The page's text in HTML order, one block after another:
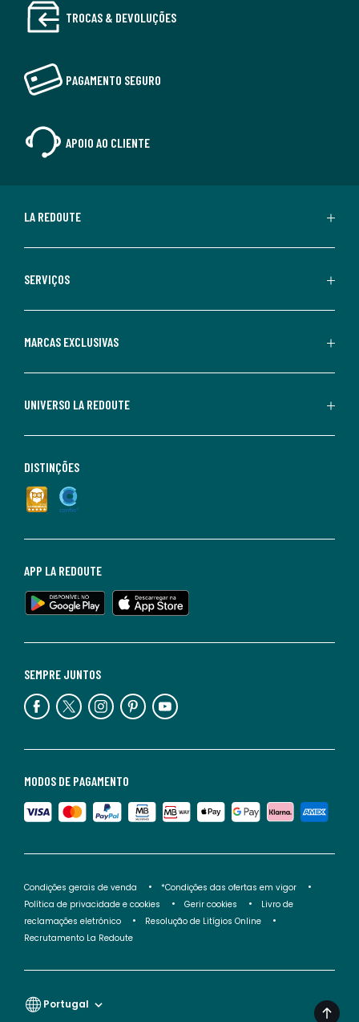
TROCAS & DEVOLUÇÕES
PAGAMENTO SEGURO
APOIO AO CLIENTE
LA REDOUTE
SERVIÇOS
MARCAS EXCLUSIVAS
UNIVERSO LA REDOUTE
MODOS DE PAGAMENTO
SEMPRE JUNTOS
APP LA REDOUTE
DISTINÇÕES
Condições gerais de venda
*Condições das ofertas em vigor
Política de privacidade e cookies
Gerir cookies
Livro de
reclamações eletrónico
Resolução de Litígios Online
Recrutamento La Redoute
Portugal